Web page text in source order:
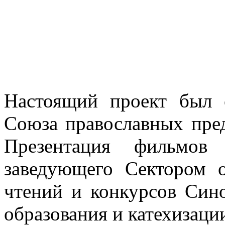
Настоящий проект был
Союза православных
Презентация
заведующего Сектором
чтений и конкурсов
образования и